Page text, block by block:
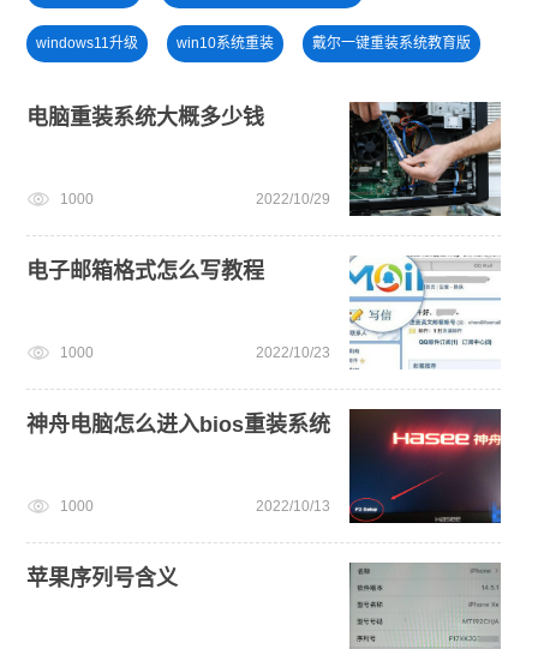
windows11升级 win10系统重装 戴尔一键重装系统教育版
win11最低硬件要求 win11怎么升级
电脑重装系统大概多少钱
1000 2022/10/29
电子邮箱格式怎么写教程
1000 2022/10/23
神舟电脑怎么进入bios重装系统
1000 2022/10/13
苹果序列号含义